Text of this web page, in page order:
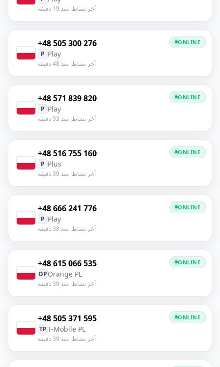
آخر نشاط: منذ 19 دقيقة
+48 505 300 276
P Play
آخر نشاط: منذ 48 دقيقة
ONLINE
+48 571 839 820
P Play
آخر نشاط: منذ 33 دقيقة
ONLINE
+48 516 755 160
P Plus
آخر نشاط: منذ 39 دقيقة
ONLINE
+48 666 241 776
P Play
آخر نشاط: منذ 38 دقيقة
ONLINE
+48 615 066 535
OPOrange PL
آخر نشاط: منذ 39 دقيقة
ONLINE
+48 505 371 595
TPT-Mobile PL
آخر نشاط: منذ 39 دقيقة
ONLINE